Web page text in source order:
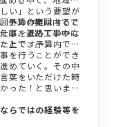
い」という要望が
外の作業はするこ
事を進めていかな
とです。
予算の範囲内でで
ば、道路工事中に
上で、予算内で対
を行うことができ
めていく。その中
葉をいただけた時
った！と思います
らではの経験等を